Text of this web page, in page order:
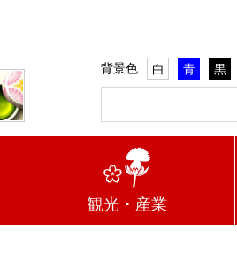
背景色 白 青 黒
観光・産業